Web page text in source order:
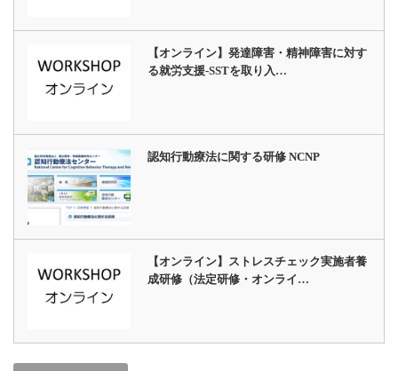
【オンライン】発達障害・精神障害に対す
る就労支援-SSTを取り入…
認知行動療法に関する研修 NCNP
【オンライン】ストレスチェック実施者養
成研修（法定研修・オンライ…